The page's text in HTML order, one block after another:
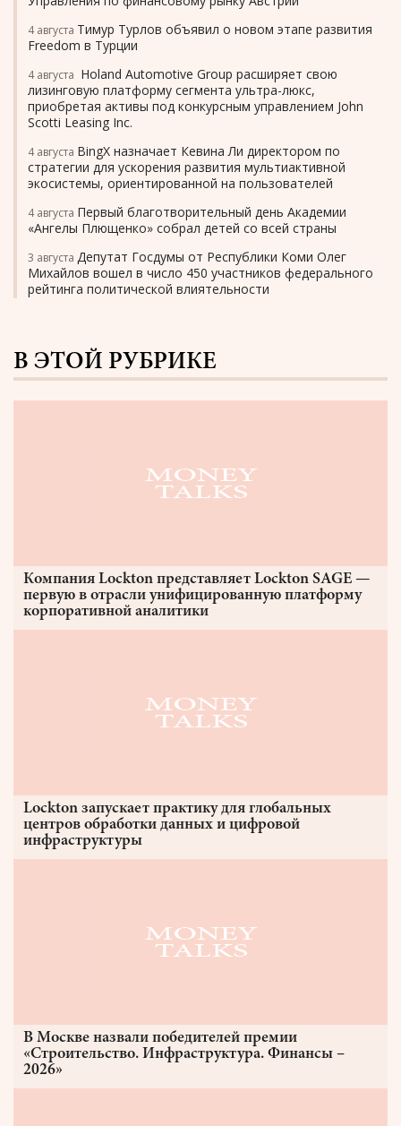
4 августа Тимур Турлов объявил о новом этапе развития
Freedom в Турции
4 августа Holand Automotive Group расширяет свою
лизинговую платформу сегмента ультра-люкс,
приобретая активы под конкурсным управлением John
Scotti Leasing Inc.
4 августа BingX назначает Кевина Ли директором по
стратегии для ускорения развития мультиактивной
экосистемы, ориентированной на пользователей
4 августа Первый благотворительный день Академии
«Ангелы Плющенко» собрал детей со всей страны
3 августа Депутат Госдумы от Республики Коми Олег
Михайлов вошел в число 450 участников федерального
рейтинга политической влиятельности
В ЭТОЙ РУБРИКЕ
Компания Lockton представляет Lockton SAGE —
первую в отрасли унифицированную платформу
корпоративной аналитики
Lockton запускает практику для глобальных
центров обработки данных и цифровой
инфраструктуры
В Москве назвали победителей премии
«Строительство. Инфраструктура. Финансы –
2026»